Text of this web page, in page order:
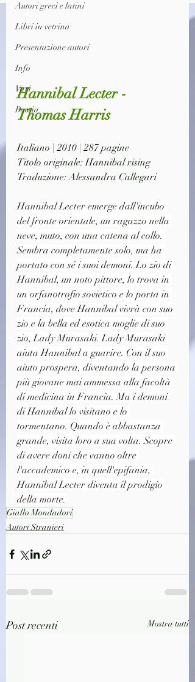
Autori greci e latini
Libri in vetrina
Presentazione autori
Info
Vari
Poesia
Hannibal Lecter -
Thomas Harris
Italiano | 2010 | 287 pagine
Titolo originale: Hannibal rising
Traduzione: Alessandra Callegari
Hannibal Lecter emerge dall'incubo
del fronte orientale, un ragazzo nella
neve, muto, con una catena al collo.
Sembra completamente solo, ma ha
portato con sé i suoi demoni. Lo zio di
Hannibal, un noto pittore, lo trova in
un orfanotrofio sovietico e lo porta in
Francia, dove Hannibal vivrà con suo
zio e la bella ed esotica moglie di suo
zio, Lady Murasaki. Lady Murasaki
aiuta Hannibal a guarire. Con il suo
aiuto prospera, diventando la persona
più giovane mai ammessa alla facoltà
di medicina in Francia. Ma i demoni
di Hannibal lo visitano e lo
tormentano. Quando è abbastanza
grande, visita loro a sua volta. Scopre
di avere doni che vanno oltre
l'accademico e, in quell'epifania,
Hannibal Lecter diventa il prodigio
della morte.
Giallo Mondadori
Autori Stranieri
Post recenti Mostra tutti